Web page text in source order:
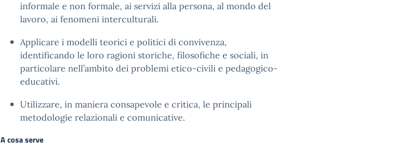
informale e non formale, ai servizi alla persona, al mondo del
lavoro, ai fenomeni interculturali.
Applicare i modelli teorici e politici di convivenza,
identificando le loro ragioni storiche, filosofiche e sociali, in
particolare nell’ambito dei problemi etico-civili e pedagogico-
educativi.
Utilizzare, in maniera consapevole e critica, le principali
metodologie relazionali e comunicative.
A cosa serve